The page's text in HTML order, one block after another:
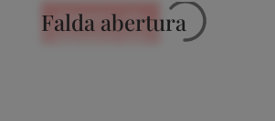
REBAJADO -20%
Falda abertura